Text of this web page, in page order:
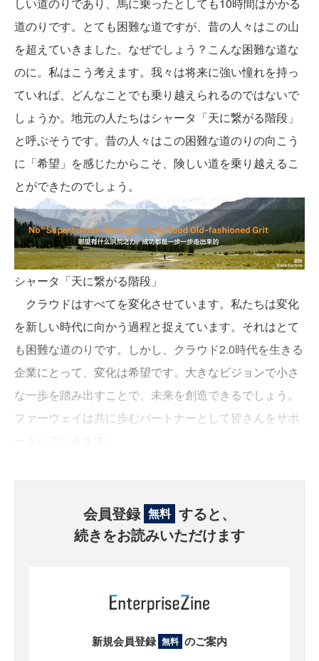
道のりです。とても困難な道ですが、昔の人々はこの山
を超えていきました。なぜでしょう？こんな困難な道な
のに。私はこう考えます。我々は将来に強い憧れを持っ
ていれば、どんなことでも乗り越えられるのではないで
しょうか。地元の人たちはシャータ「天に繋がる階段」
と呼ぶそうです。昔の人々はこの困難な道のりの向こう
に「希望」を感じたからこそ、険しい道を乗り越えるこ
とができたのでしょう。
シャータ「天に繋がる階段」
クラウドはすべてを変化させています。私たちは変化
を新しい時代に向かう過程と捉えています。それはとて
も困難な道のりです。しかし、クラウド2.0時代を生きる
企業にとって、変化は希望です。大きなビジョンで小さ
な一歩を踏み出すことで、未来を創造できるでしょう。
ファーウェイは共に歩むパートナーとして皆さんをサポ
会員登録 無料 すると、
続きをお読みいただけます
新規会員登録 無料 のご案内